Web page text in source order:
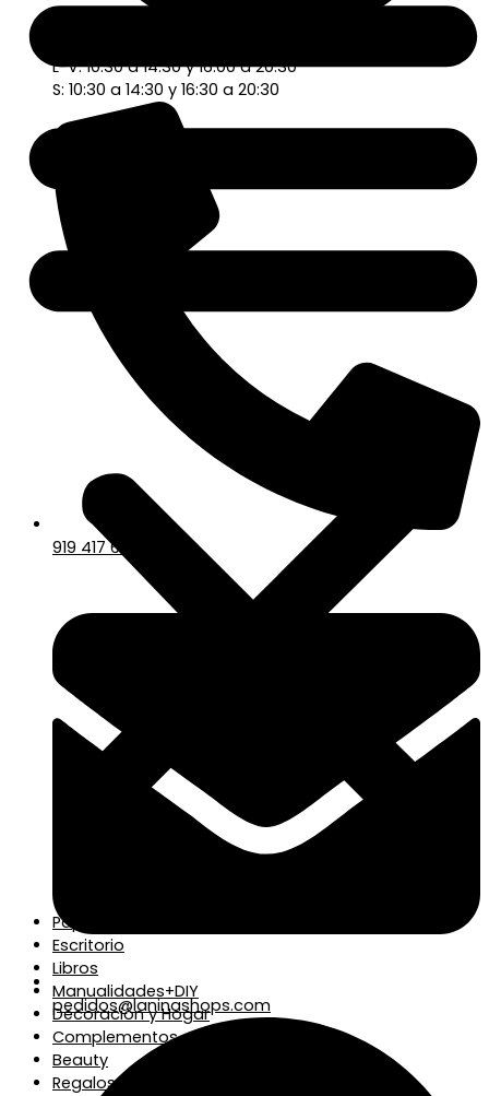
Papelería
Escritorio
Libros
Manualidades+DIY
Decoración y Hogar
Complementos
Beauty
Regalos
L-V: 10:30 a 14:30 y 16:00 a 20:30
S: 10:30 a 14:30 y 16:30 a 20:30
919 417 678
pedidos@laninashops.com